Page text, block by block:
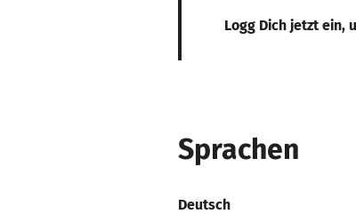
Logg Dich jetzt ein,
Sprachen
Deutsch